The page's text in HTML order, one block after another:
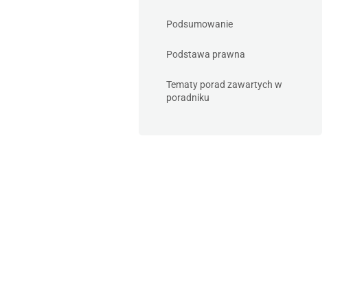
Podsumowanie
Podstawa prawna
Tematy porad zawartych w
poradniku